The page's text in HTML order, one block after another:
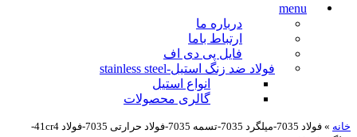
menu
درباره ما
ارتباط باما
فایل پی دی اف
فولاد ضد زنگ استیل-stainless steel
انواع استیل
گالری محصولات
خانه »
فولاد 7035-میلگرد 7035-تسمه 7035-فولاد حرارتی 7035-فولاد 41cr4-